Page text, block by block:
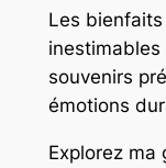
Les bienfaits
souvenirs
émotions
Explorez ma